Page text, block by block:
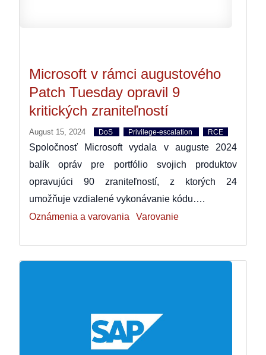
Microsoft v rámci augustového
Patch Tuesday opravil 9
kritických zraniteľností
August 15, 2024 DoS Privilege-escalation RCE
Spoločnosť Microsoft vydala v auguste 2024
balík opráv pre portfólio svojich produktov
opravujúci 90 zraniteľností, z ktorých 24
umožňuje vzdialené vykonávanie kódu….
Oznámenia a varovania
Varovanie